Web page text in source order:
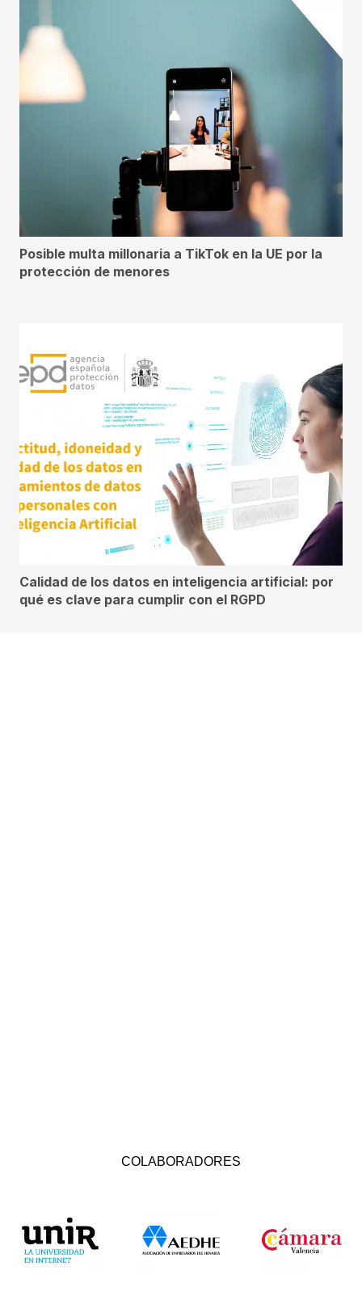
Posible multa millonaria a TikTok en la UE por la
protección de menores
Calidad de los datos en inteligencia artificial: por
qué es clave para cumplir con el RGPD
COLABORADORES